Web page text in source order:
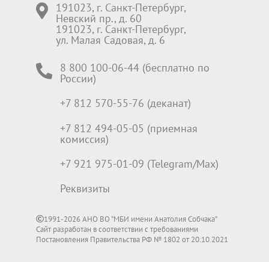
191023, г. Санкт-Петербург,
Невский пр., д. 60
191023, г. Санкт-Петербург,
ул. Малая Садовая, д. 6
8 800 100-06-44 (бесплатно по
России)
+7 812 570-55-76 (деканат)
+7 812 494-05-05 (приемная
комиссия)
+7 921 975-01-09 (Telegram/Max)
Реквизиты
1991-2026 АНО ВО "МБИ имени Анатолия Собчака"
Сайт разработан в соответствии с требованиями
Постановления Правительства РФ № 1802 от 20.10.2021